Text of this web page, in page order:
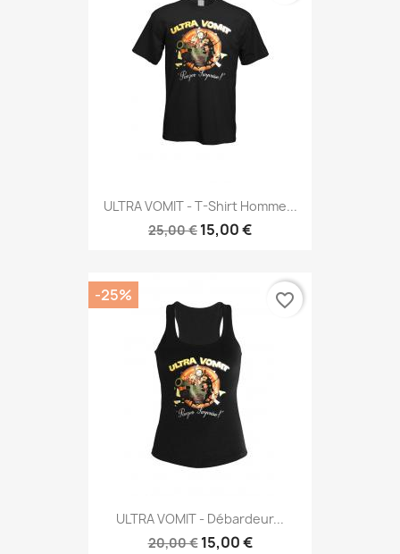
ULTRA VOMIT - T-Shirt Homme...
25,00 € 15,00 €
ULTRA VOMIT - Débardeur...
20,00 € 15,00 €
-25% favorite_border